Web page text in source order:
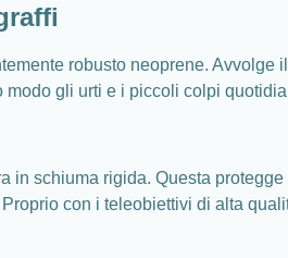
robusto neoprene.
gli urti e i piccoli colpi
in schiuma rigida. Questa
con i teleobiettivi di alta